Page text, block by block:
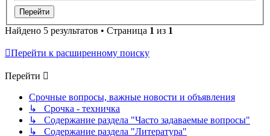
Найдено 5 результатов • Страница 1 из 1
Перейти к расширенному поиску
Перейти
Срочные вопросы, важные новости и объявления
↳ Срочка - техничка
↳ Содержание раздела "Часто задаваемые вопросы"
↳ Содержание раздела "Литература"